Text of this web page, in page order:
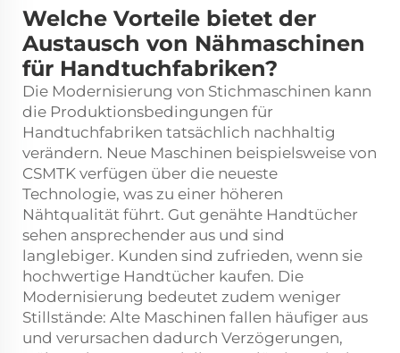
Welche Vorteile bietet der
Austausch von Nähmaschinen
für Handtuchfabriken?
Die Modernisierung von Stichmaschinen kann
die Produktionsbedingungen für
Handtuchfabriken tatsächlich nachhaltig
verändern. Neue Maschinen beispielsweise von
CSMTK verfügen über die neueste
Technologie, was zu einer höheren
Nähtqualität führt. Gut genähte Handtücher
sehen ansprechender aus und sind
langlebiger. Kunden sind zufrieden, wenn sie
hochwertige Handtücher kaufen. Die
Modernisierung bedeutet zudem weniger
Stillstände: Alte Maschinen fallen häufiger aus
und verursachen dadurch Verzögerungen,